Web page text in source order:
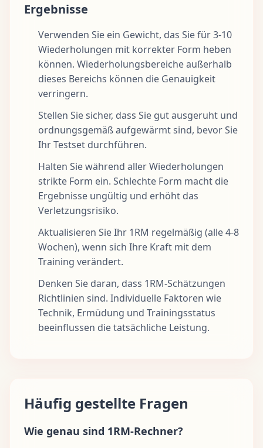
Ergebnisse
Verwenden Sie ein Gewicht, das Sie für 3-10
Wiederholungen mit korrekter Form heben
können. Wiederholungsbereiche außerhalb
dieses Bereichs können die Genauigkeit
verringern.
Stellen Sie sicher, dass Sie gut ausgeruht und
ordnungsgemäß aufgewärmt sind, bevor Sie
Ihr Testset durchführen.
Halten Sie während aller Wiederholungen
strikte Form ein. Schlechte Form macht die
Ergebnisse ungültig und erhöht das
Verletzungsrisiko.
Aktualisieren Sie Ihr 1RM regelmäßig (alle 4-8
Wochen), wenn sich Ihre Kraft mit dem
Training verändert.
Denken Sie daran, dass 1RM-Schätzungen
Richtlinien sind. Individuelle Faktoren wie
Technik, Ermüdung und Trainingsstatus
beeinflussen die tatsächliche Leistung.
Häufig gestellte Fragen
Wie genau sind 1RM-Rechner?